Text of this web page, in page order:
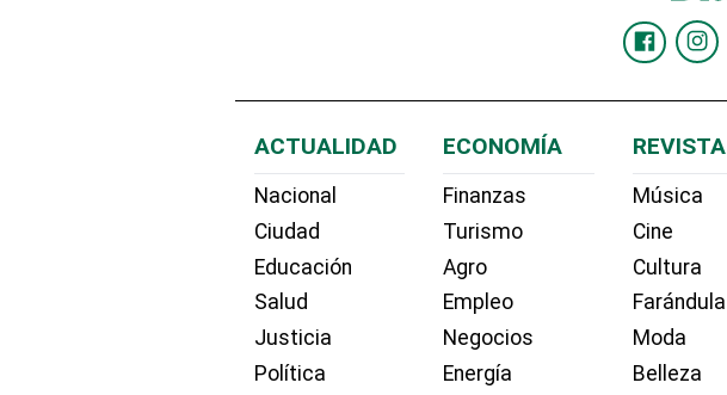
ACTUALIDAD
Nacional
Ciudad
Educación
Salud
Justicia
Política
ECONOMÍA
Finanzas
Turismo
Agro
Empleo
Negocios
Energía
REVISTA
Música
Cine
Cultura
Farándula
Moda
Belleza